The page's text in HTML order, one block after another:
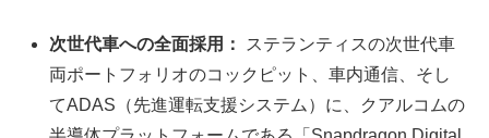
次世代車への全面採用：
ステランティスの次世代車
両ポートフォリオのコックピット、車内通信、そし
てADAS（先進運転支援システム）に、クアルコムの